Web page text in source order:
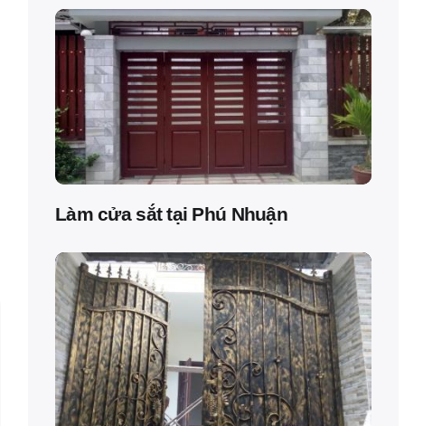
Làm cửa sắt tại Phú Nhuận